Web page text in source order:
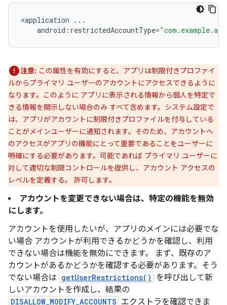
<application
...
android : restrictedAccountType=
注意: この属性を有効にすると、アプリは制限付きプロファイ
ルからプライマリ ユーザーのアカウントにアクセスできるように
なります。このように アプリに表示される情報から個人を特定で
きる情報を開示しない場合のみ すべて含めます。システム設定で
は、アプリがアカウントに制限付きプロファイルを付与している
ことがメインユーザーに通知されます。そのため、アカウントへ
のアクセスがアプリの機能にとって重要であることをユーザーに
明確にする必要があります。可能であれば プライマリ ユーザーに
対して適切な制限コントロールを提供し、アカウント アクセスの
レベルを定義する。 許可します。
アカウントを変更できない場合は、特定の機能を無効
にします。
アカウントを使用したいが、アプリのメインには必要でな
い場合 アカウントが利用できるかどうかを確認し、利用
できない場合は機能を無効にできます。 まず、既存のア
カウントがあるかどうかを確認する必要があります。そう
でない場合は getUserRestrictions()
を呼び出して新
しいアカウントを作成し、結果の
DISALLOW_MODIFY_ACCOUNTS エクストラを確認できま